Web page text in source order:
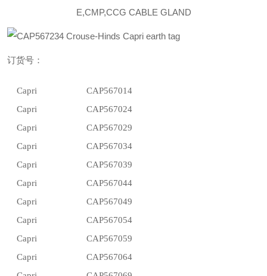
E,CMP,CCG CABLE GLAND
订货号：
Capri
CAP567014
Capri
CAP567024
Capri
CAP567029
Capri
CAP567034
Capri
CAP567039
Capri
CAP567044
Capri
CAP567049
Capri
CAP567054
Capri
CAP567059
Capri
CAP567064